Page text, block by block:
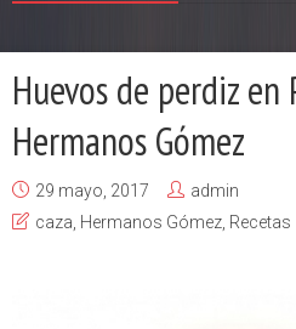
Huevos de perdiz en
Hermanos Gómez
29 mayo, 2017
admin
caza Hermanos Gómez Recetas